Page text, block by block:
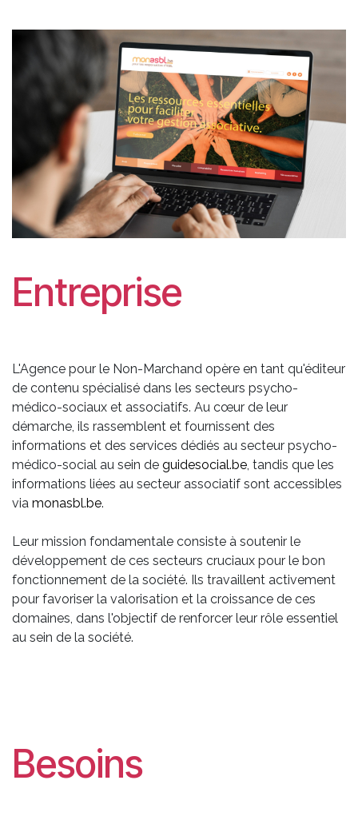
Entreprise
L'Agence pour le Non-Marchand opère en tant qu'éditeur
de contenu spécialisé dans les secteurs psycho-
médico-sociaux et associatifs. Au cœur de leur
démarche, ils rassemblent et fournissent des
informations et des services dédiés au secteur psycho-
médico-social au sein de guidesocial.be , tandis que les
informations liées au secteur associatif sont accessibles
via monasbl.be.
Leur mission fondamentale consiste à soutenir le
développement de ces secteurs cruciaux pour le bon
fonctionnement de la société. Ils travaillent activement
pour favoriser la valorisation et la croissance de ces
domaines, dans l'objectif de renforcer leur rôle essentiel
au sein de la société.
Besoins